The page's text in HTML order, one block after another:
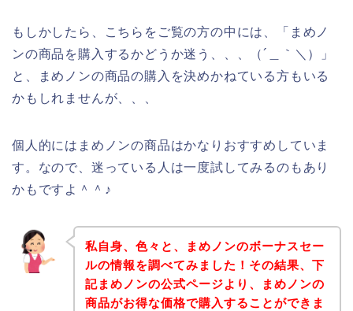
もしかしたら、こちらをご覧の方の中には、「まめノ
ンの商品を購入するかどうか迷う、、、（´＿｀＼）」
と、まめノンの商品の購入を決めかねている方もいる
かもしれませんが、、、
個人的にはまめノンの商品はかなりおすすめしていま
す。なので、迷っている人は一度試してみるのもあり
かもですよ＾＾♪
私自身、色々と、まめノンのボーナスセー
ルの情報を調べてみました！その結果、下
記まめノンの公式ページより、まめノンの
商品がお得な価格で購入することができま